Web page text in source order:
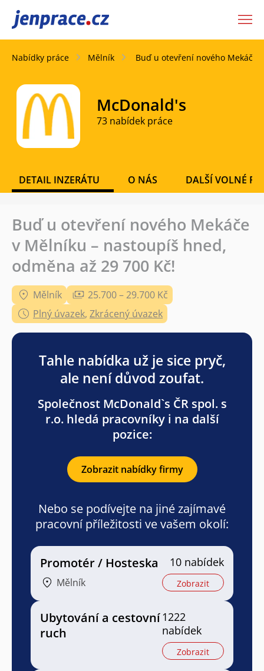
JenPráce.cz
Nabídky práce Mělník Buď u otevření nového Mekáče
McDonald's
73 nabídek práce
DETAIL INZERÁTU O NÁS DALŠÍ VOLNÉ
Buď u otevření nového Mekáče
v Mělníku – nastoupíš hned,
odměna až 29 700 Kč!
Mělník
25.700 – 29.700 Kč
Plný úvazek, Zkrácený úvazek
Tahle nabídka už je sice pryč,
ale není důvod zoufat.
Společnost McDonald`s ČR spol. s
r.o. hledá pracovníky i na další
pozice:
Zobrazit nabídky firmy
Nebo se podívejte na jiné zajímavé
pracovní příležitosti ve vašem okolí:
Promotér / Hosteska
Mělník
10 nabídek
Zobrazit
Ubytování a cestovní
ruch
1222
nabídek
Zobrazit